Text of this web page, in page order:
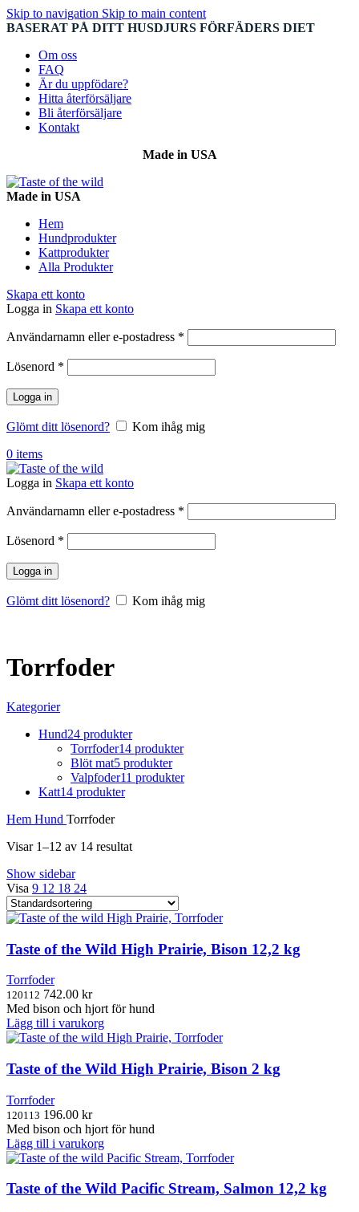
Skip to navigation Skip to main content
BASERAT PÅ DITT HUSDJURS FÖRFÄDERS DIET
Om oss
FAQ
Är du uppfödare?
Hitta återförsäljare
Bli återförsäljare
Kontakt
Made in USA
Made in USA
Hem
Hundprodukter
Kattprodukter
Alla Produkter
Skapa ett konto
Logga in Skapa ett konto
Användarnamn eller e-postadress *
Lösenord *
Logga in
Glömt ditt lösenord?
Kom ihåg mig
0 items
Logga in Skapa ett konto
Användarnamn eller e-postadress *
Lösenord *
Logga in
Glömt ditt lösenord? Kom ihåg mig
Torrfoder
Kategorier
Hund24 produkter
Torrfoder14 produkter
Blöt mat5 produkter
Valpfoder11 produkter
Katt14 produkter
Hem Hund Torrfoder
Visar 1–12 av 14 resultat
Show sidebar
Visa 9 12 18 24
Taste of the Wild High Prairie, Bison 12,2 kg
Torrfoder
120112 742.00 kr
Med bison och hjort för hund
Lägg till i varukorg
Taste of the Wild High Prairie, Bison 2 kg
Torrfoder
120113 196.00 kr
Med bison och hjort för hund
Lägg till i varukorg
Taste of the Wild Pacific Stream, Salmon 12,2 kg